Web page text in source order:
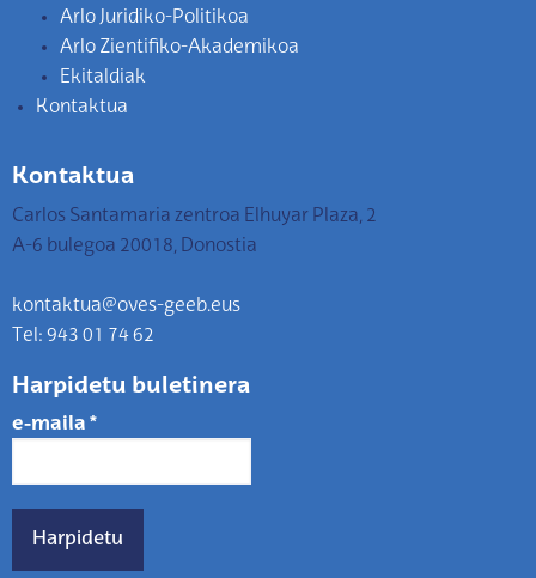
Arlo Juridiko-Politikoa
Arlo Zientifiko-Akademikoa
Ekitaldiak
Kontaktua
Kontaktua
Carlos Santamaria zentroa Elhuyar Plaza, 2
A-6 bulegoa 20018, Donostia
kontaktua@oves-geeb.eus
Tel: 943 01 74 62
Harpidetu buletinera
e-maila *